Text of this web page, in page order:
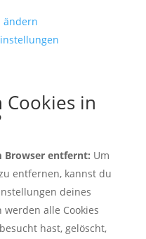
ändern
in
Browser entfernt: Um
entfernen, kannst du
deines
alle Cookies
hast, gelöscht,